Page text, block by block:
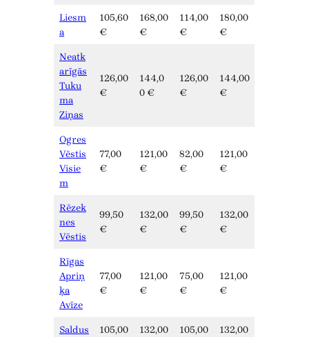
Liesm
a
105,60
€
168,00
€
114,00
€
180,00
€
Neatk
arīgās
Tuku
ma
Ziņas
126,00
€
144,0
0 €
126,00
€
144,00
€
Ogres
Vēstis
Visie
m
77,00
€
121,00
€
82,00
€
121,00
€
Rēzek
nes
Vēstis
99,50
€
132,00
€
99,50
€
132,00
€
Rīgas
Apriņ
ķa
Avīze
77,00
€
121,00
€
75,00
€
121,00
€
Saldus
105,00
132,00
105,00
132,00